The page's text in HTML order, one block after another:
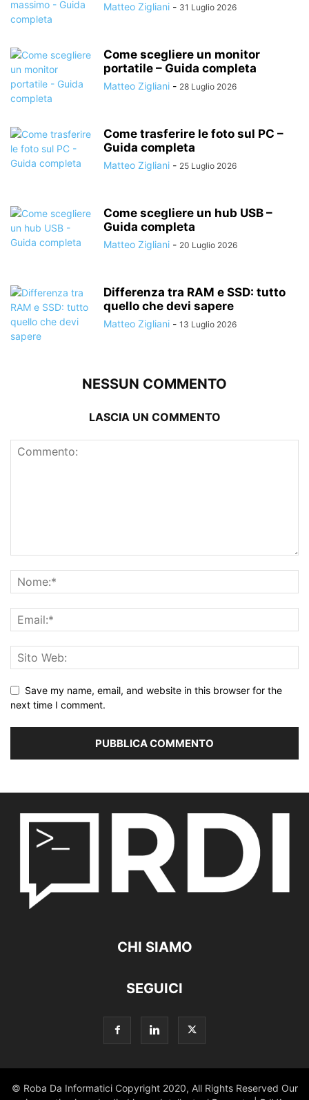
Matteo Zigliani - 31 Luglio 2026
Come scegliere un monitor
portatile – Guida completa
Matteo Zigliani - 28 Luglio 2026
Come trasferire le foto sul PC –
Guida completa
Matteo Zigliani - 25 Luglio 2026
Come scegliere un hub USB –
Guida completa
Matteo Zigliani - 20 Luglio 2026
Differenza tra RAM e SSD: tutto
quello che devi sapere
Matteo Zigliani - 13 Luglio 2026
NESSUN COMMENTO
LASCIA UN COMMENTO
Save my name, email, and website in this browser for the
next time I comment.
CHI SIAMO
SEGUICI
© Roba Da Informatici Copyright 2020, All Rights Reserved Our